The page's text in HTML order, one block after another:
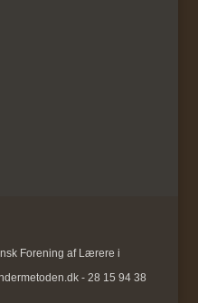
Forening af Lærere i
- 28 15 94 38